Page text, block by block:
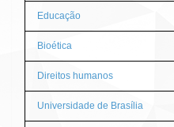
Educação
Bioética
Direitos humanos
Universidade de Brasília